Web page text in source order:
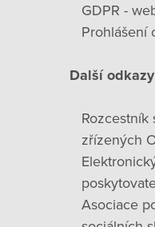
GDPR -
Prohlášení
Další odkazy
Rozcestník
zřízených
Asociace